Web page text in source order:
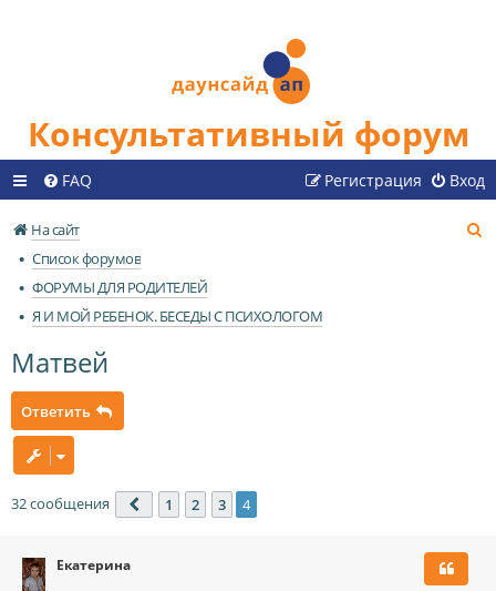
Консультативный форум
FAQ Вход
Регистрация
На сайт
Список форумов
ФОРУМЫ ДЛЯ РОДИТЕЛЕЙ
Я И МОЙ РЕБЕНОК. БЕСЕДЫ С ПСИХОЛОГОМ
Матвей
Ответить
32 сообщения Пред.
1 2 3 4
Екатерина